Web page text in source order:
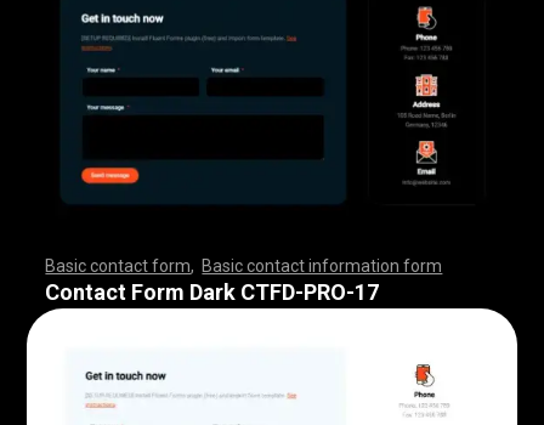
Basic contact form Basic contact information form
,,,,,,,,,,,,,,,,,,,,, ,,,,,,,,,,,,,,,,,,,,,,,,,,,,,,,,,,
,,,,,,,,,,,,,,,,,,,,, ,,,,,,,,,,,,,,,,,,,,,,,,,,,
Contact Form Dark CTFD-PRO-17